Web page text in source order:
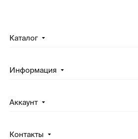
Каталог
Информация
Аккаунт
Контакты